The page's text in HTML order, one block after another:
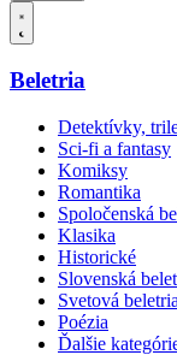
Beletria
Detektívky,
Sci-fi a fantasy
Komiksy
Romantika
Spoločenská
Klasika
Historické
Slovenská
Svetová beletria
Poézia
Ďalšie